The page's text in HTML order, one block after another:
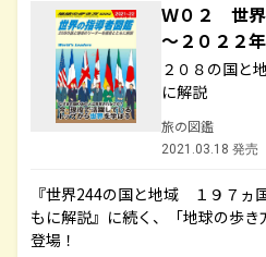
Ｗ０２ 世
～２０２２
２０８の国と
に解説
旅の図鑑
2021.03.18 発売
『世界244の国と地域 １９７ヵ
もに解説』に続く、「地球の歩
登場！